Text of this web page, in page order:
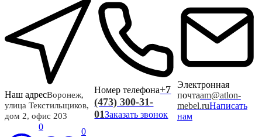
Наш адресВоронеж,
улица Текстильщиков,
дом 2, офис 203
Номер телефона+7
(473) 300-31-
01Заказать звонок
Электронная
почтаam@atlon-
mebel.ruНаписать
нам
0 0